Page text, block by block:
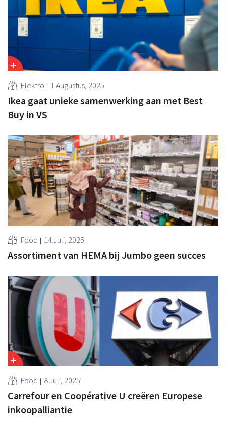
Elektro 1 Augustus, 2025
Ikea gaat unieke samenwerking aan met Best
Buy in VS
Food 14 Juli, 2025
Assortiment van HEMA bij Jumbo geen succes
Food 8 Juli, 2025
Carrefour en Coopérative U creëren Europese
inkoopalliantie